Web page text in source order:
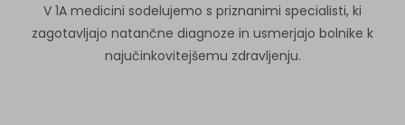
V 1A medicini sodelujemo s priznanimi specialisti, ki
zagotavljajo natančne diagnoze in usmerjajo bolnike k
najučinkovitejšemu zdravljenju.